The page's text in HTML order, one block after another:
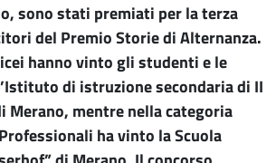
sono stati premiati per la terza
del Premio Storie di Alternanza.
hanno vinto gli studenti e le
di istruzione secondaria di II
Merano, mentre nella categoria
ha vinto la Scuola